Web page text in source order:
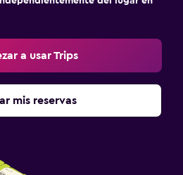
a usar Trips
mis reservas